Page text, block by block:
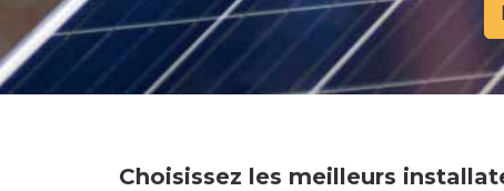
Choisissez les meilleurs